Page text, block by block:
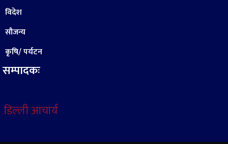
विदेश
सौजन्य
कृषि/ पर्यटन
सम्पादकः
डिल्ली आचार्य